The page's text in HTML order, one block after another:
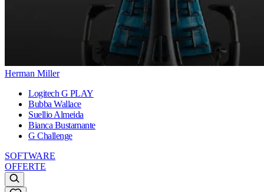
Herman Miller
Logitech G PLAY
Bubba Wallace
Suellio Almeida
Bianca Bustamante
G Challenge
SOFTWARE
OFFERTE